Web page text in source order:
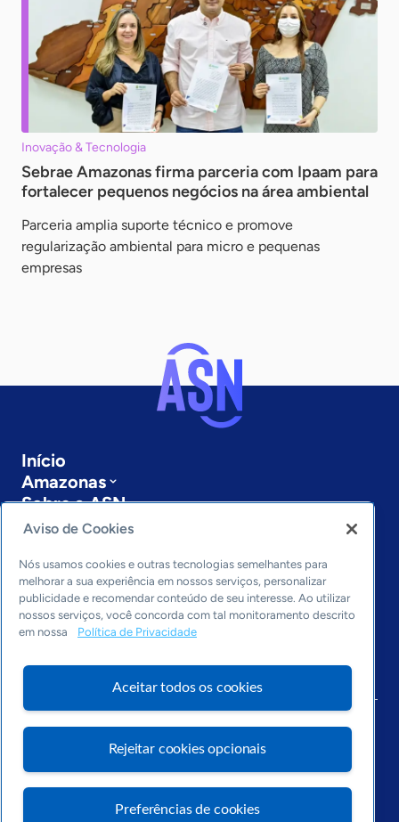
Inovação & Tecnologia
Sebrae Amazonas firma parceria com Ipaam para
fortalecer pequenos negócios na área ambiental
Parceria amplia suporte técnico e promove
regularização ambiental para micro e pequenas
empresas
Início
Amazonas
Sobre a ASN
Últimas notícias
Editorias
Economia & Política
Inovação & Tecnologia
Dados
Visite o Portal Sebrae
Aviso de Cookies
Nós usamos cookies e outras tecnologias semelhantes para
melhorar a sua experiência em nossos serviços, personalizar
publicidade e recomendar conteúdo de seu interesse. Ao utilizar
nossos serviços, você concorda com tal monitoramento descrito
em nossa
Política de Privacidade
Aceitar todos os cookies
Rejeitar cookies opcionais
Preferências de cookies